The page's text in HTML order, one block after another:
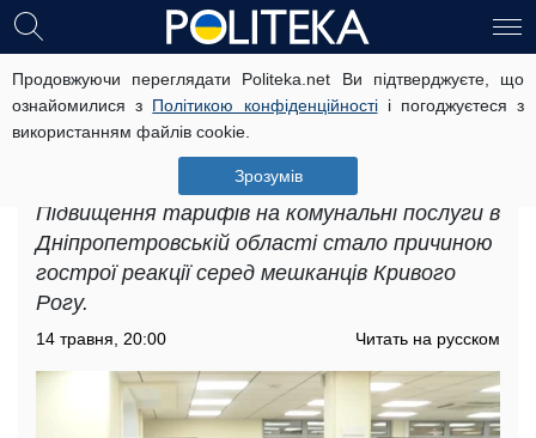
Продовжуючи переглядати Politeka.net Ви підтверджуєте, що
ознайомилися з Політикою конфіденційностіі погоджуєтеся з
використанням файлів cookie.
Зрозумів
Підвищення тарифів на комунальні
послуги в Дніпропетровській
області: як сильно планують
збільшити вартість
Підвищення тарифів на комунальні послуги в
Дніпропетровській області стало причиною
гострої реакції серед мешканців Кривого
Рогу.
14 травня, 20:00 Читать на русском